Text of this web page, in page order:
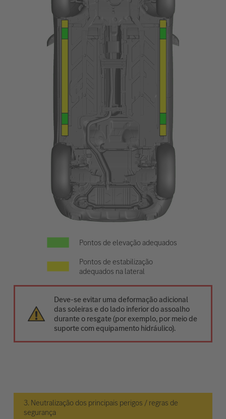
Pontos de elevação adequados
Pontos de estabilização
adequados na lateral
Deve-se evitar uma deformação adicional
das soleiras e do lado inferior do assoalho
durante o resgate (por exemplo, por meio de
suporte com equipamento hidráulico).
3. Neutralização dos principais perigos / regras de
segurança